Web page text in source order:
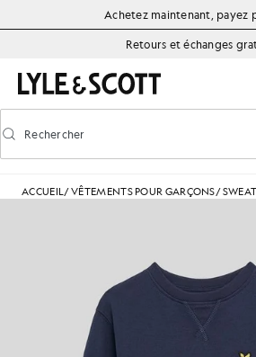
Aller directement au contenu principal
Informations sur l'accessibilité
Achetez maintenant, payez
Retours et échanges
Activer/désactiver la recherche
Rechercher
ACCUEIL/VÊTEMENTS POUR GARÇONS/